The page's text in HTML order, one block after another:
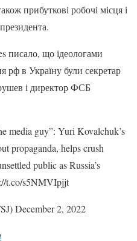
прибуткові робочі місця і
писало, що ідеологами
рф в Україну були секретар
і директор ФСБ
media guy”: Yuri Kovalchuk’s
propaganda, helps crush
public as Russia’s
t.co/s5NMVIpjjt
December 2, 2022